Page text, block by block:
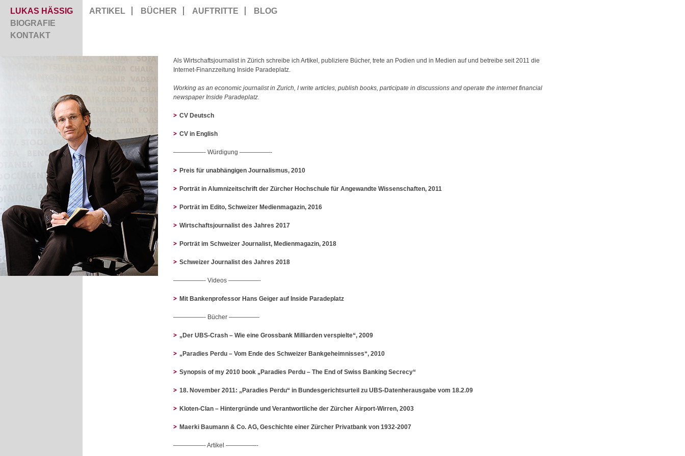
LUKAS HÄSSIG
BIOGRAFIE
KONTAKT
ARTIKEL BÜCHER AUFTRITTE BLOG
Als Wirtschaftsjournalist in Zürich schreibe ich Artikel, publiziere Bücher, trete an Podien und in Medien auf und betreibe seit 2011 die
Internet-Finanzzeitung Inside Paradeplatz.
Working as an economic journalist in Zurich, I write articles, publish books, participate in discussions and operate the internet financial
newspaper Inside Paradeplatz.
CV Deutsch
CV in English
—————- Würdigung —————-
Preis für unabhängigen Journalismus, 2010
Porträt in Alumnizeitschrift der Zürcher Hochschule für Angewandte Wissenschaften, 2011
Porträt im Edito, Schweizer Medienmagazin, 2016
Wirtschaftsjournalist des Jahres 2017
Porträt im Schweizer Journalist, Medienmagazin, 2018
Schweizer Journalist des Jahres 2018
—————- Videos —————-
Mit Bankenprofessor Hans Geiger auf Inside Paradeplatz
—————- Bücher —————
„Der UBS-Crash – Wie eine Grossbank Milliarden verspielte“, 2009
„Paradies Perdu – Vom Ende des Schweizer Bankgeheimnisses“, 2010
Synopsis of my 2010 book „Paradies Perdu – The End of Swiss Banking Secrecy“
18. November 2011: „Paradies Perdu“ in Bundesgerichtsurteil zu UBS-Datenherausgabe vom 18.2.09
Kloten-Clan – Hintergründe und Verantwortliche der Zürcher Airport-Wirren, 2003
Maerki Baumann & Co. AG, Geschichte einer Zürcher Privatbank von 1932-2007
—————- Artikel —————-